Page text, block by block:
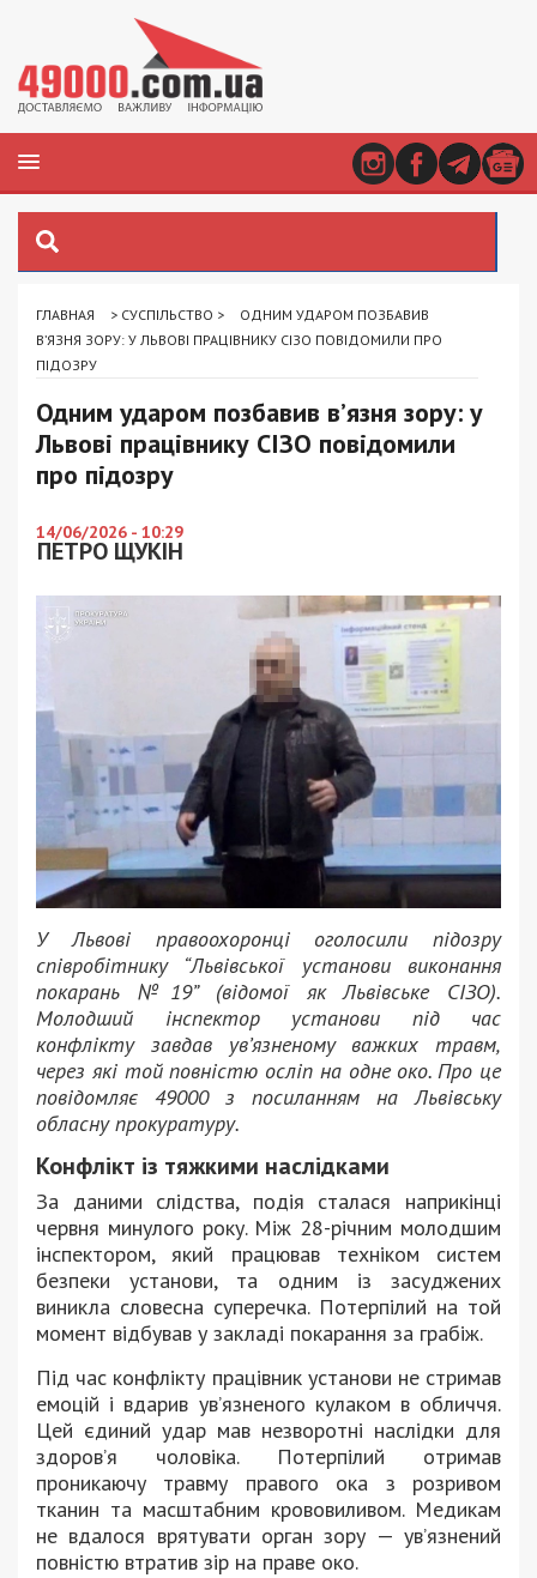
ГЛАВНАЯ > СУСПІЛЬСТВО >
ОДНИМ УДАРОМ ПОЗБАВИВ
В’ЯЗНЯ ЗОРУ: У ЛЬВОВІ ПРАЦІВНИКУ СІЗО ПОВІДОМИЛИ ПРО
ПІДОЗРУ
Одним ударом позбавив в’язня зору: у
Львові працівнику СІЗО повідомили
про підозру
14/06/2026 - 10:29
ПЕТРО ЩУКІН
У Львові правоохоронці оголосили підозру
співробітнику “Львівської установи виконання
покарань №19” (відомої як Львівське СІЗО).
Молодший інспектор установи під час
конфлікту завдав ув’язненому важких травм,
через які той повністю осліп на одне око. Про це
повідомляє 49000 з посиланням на Львівську
обласну прокуратуру.
Конфлікт із тяжкими наслідками
За даними слідства, подія сталася наприкінці
червня минулого року. Між 28-річним молодшим
інспектором, який працював техніком систем
безпеки установи, та одним із засуджених
виникла словесна суперечка. Потерпілий на той
момент відбував у закладі покарання за грабіж.
Під час конфлікту працівник установи не стримав
емоцій і вдарив ув’язненого кулаком в обличчя.
Цей єдиний удар мав незворотні наслідки для
здоров’я чоловіка. Потерпілий отримав
проникаючу травму правого ока з розривом
тканин та масштабним крововиливом. Медикам
не вдалося врятувати орган зору — ув’язнений
повністю втратив зір на праве око.